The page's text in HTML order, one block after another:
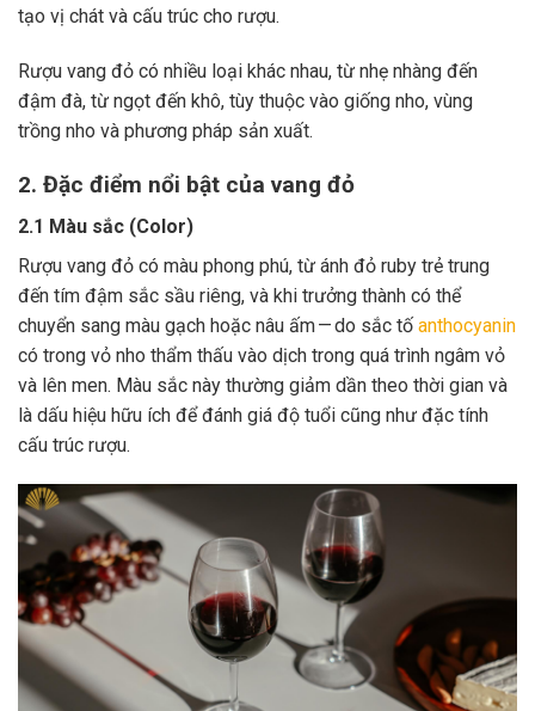
tạo vị chát và cấu trúc cho rượu.
Rượu vang đỏ có nhiều loại khác nhau, từ nhẹ nhàng đến
đậm đà, từ ngọt đến khô, tùy thuộc vào giống nho, vùng
trồng nho và phương pháp sản xuất.
2. Đặc điểm nổi bật của vang đỏ
2.1 Màu sắc (Color)
Rượu vang đỏ có màu phong phú, từ ánh đỏ ruby trẻ trung
đến tím đậm sắc sầu riêng, và khi trưởng thành có thể
chuyển sang màu gạch hoặc nâu ấm — do sắc tố anthocyanin
có trong vỏ nho thẩm thấu vào dịch trong quá trình ngâm vỏ
và lên men. Màu sắc này thường giảm dần theo thời gian và
là dấu hiệu hữu ích để đánh giá độ tuổi cũng như đặc tính
cấu trúc rượu.